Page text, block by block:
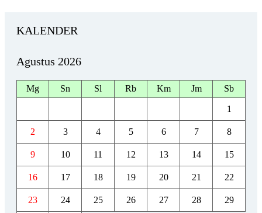
KALENDER
Agustus 2026
Mg Sn Sl Rb Km Jm Sb
1
2 3 4 5 6 7 8
9 10 11 12 13 14 15
16 17 18 19 20 21 22
23 24 25 26 27 28 29